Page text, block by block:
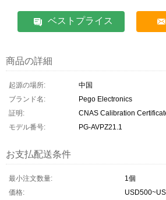
ベストプライス
商品の詳細
起源の場所:
中国
ブランド名:
Pego Electronics
証明:
CNAS Calibration
モデル番号:
PG-AVPZ21.1
お支払配送条件
最小注文数量:
1個
価格: